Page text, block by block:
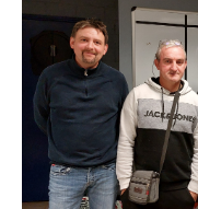
» Participation
»
» Les Vitraux de
» Services
» C.C.A.S